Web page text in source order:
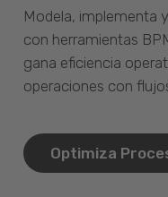
Modela, implementa
con herramientas
gana eficiencia
operaciones con
Optimiza